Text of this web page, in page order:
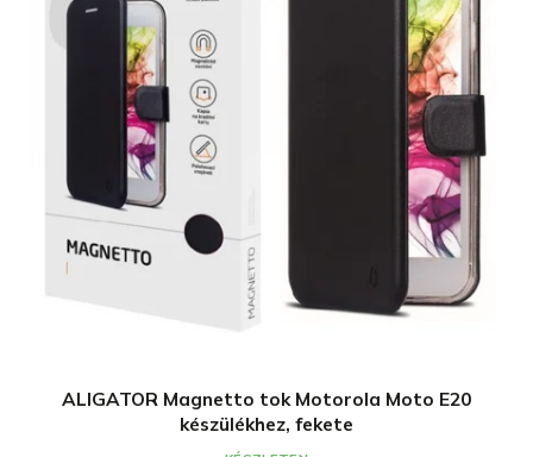
ALIGATOR Magnetto tok Motorola Moto E20
készülékhez, fekete